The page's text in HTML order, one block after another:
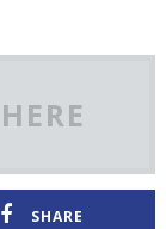
SHARE